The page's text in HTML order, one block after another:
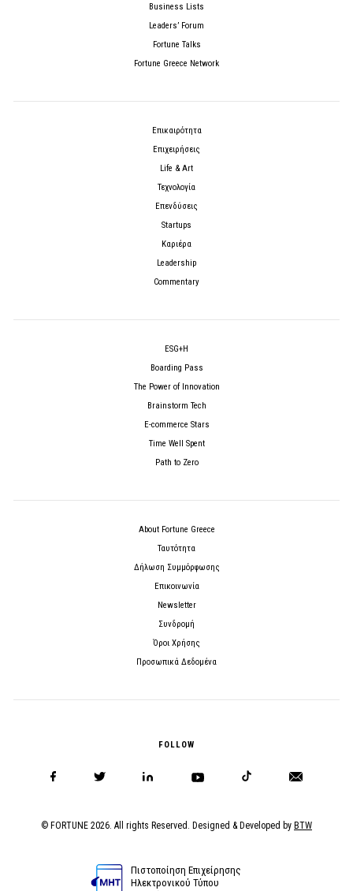
Business Lists
Leaders’ Forum
Fortune Talks
Fortune Greece Network
Επικαιρότητα
Επιχειρήσεις
Life & Art
Τεχνολογία
Επενδύσεις
Startups
Καριέρα
Leadership
Commentary
ESG+H
Boarding Pass
The Power of Innovation
Brainstorm Tech
E-commerce Stars
Time Well Spent
Path to Zero
About Fortune Greece
Ταυτότητα
Δήλωση Συμμόρφωσης
Επικοινωνία
Newsletter
Συνδρομή
Όροι Χρήσης
Προσωπικά Δεδομένα
FOLLOW
© FORTUNE 2026. All rights Reserved. Designed & Developed by BTW
Πιστοποίηση Επιχείρησης
Ηλεκτρονικού Τύπου